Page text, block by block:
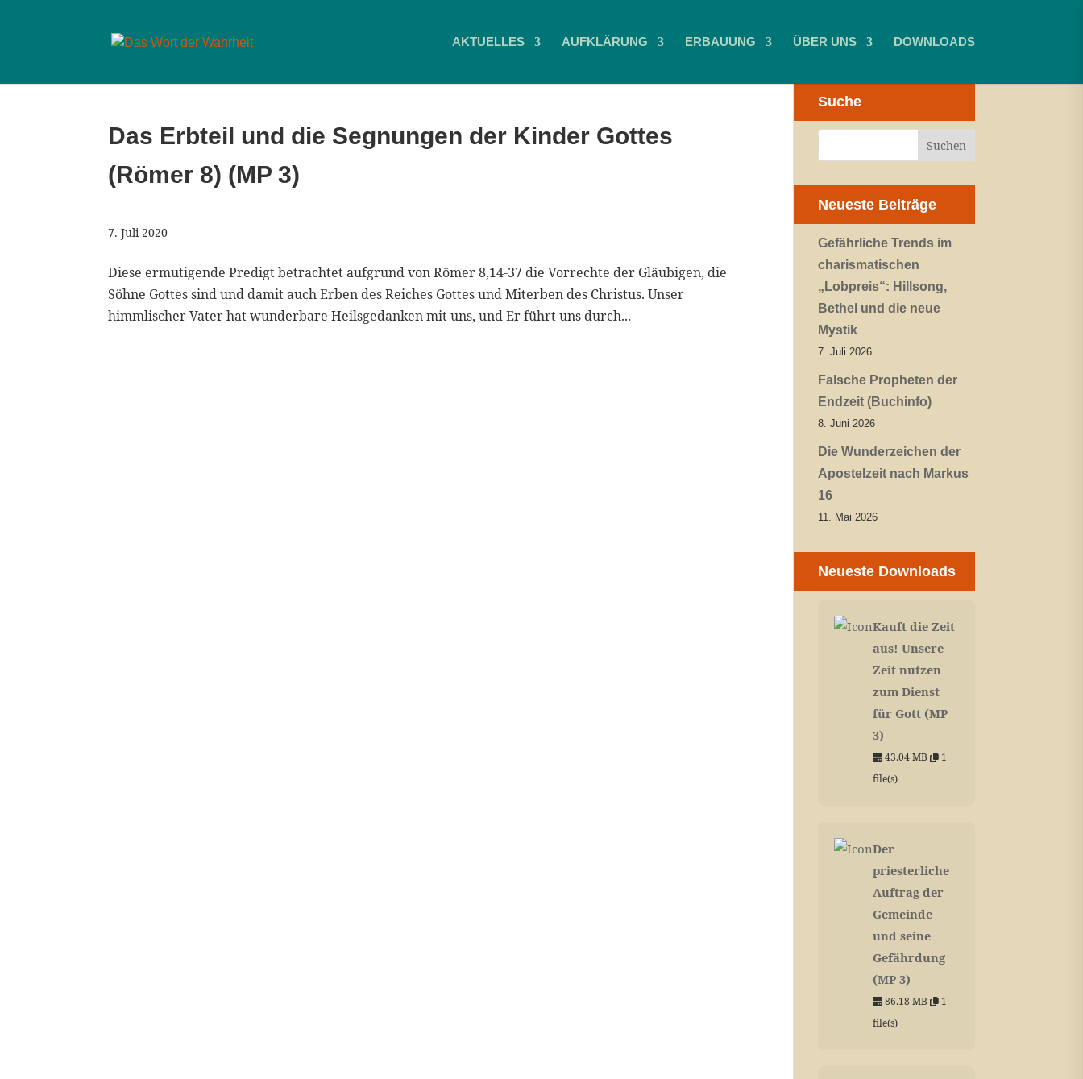
AKTUELLES AUFKLÄRUNG ERBAUUNG ÜBER UNS DOWNLOADS
Das Erbteil und die Segnungen der Kinder Gottes
(Römer 8) (MP 3)
7. Juli 2020
Diese ermutigende Predigt betrachtet aufgrund von Römer 8,14-37 die Vorrechte der Gläubigen, die
Söhne Gottes sind und damit auch Erben des Reiches Gottes und Miterben des Christus. Unser
himmlischer Vater hat wunderbare Heilsgedanken mit uns, und Er führt uns durch...
Suche
Neueste Beiträge
Gefährliche Trends im
charismatischen
„Lobpreis“: Hillsong,
Bethel und die neue
Mystik
7. Juli 2026
Falsche Propheten der
Endzeit (Buchinfo)
8. Juni 2026
Die Wunderzeichen der
Apostelzeit nach Markus
16
11. Mai 2026
Neueste Downloads
Kauft die Zeit
aus! Unsere
Zeit nutzen
zum Dienst
für Gott (MP
3)
43.04 MB
1
file(s)
Der
priesterliche
Auftrag der
Gemeinde
und seine
Gefährdung
(MP 3)
86.18 MB
1
file(s)